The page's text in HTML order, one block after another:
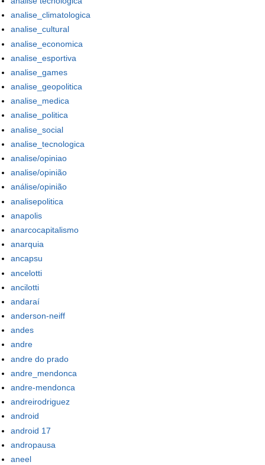
analise_climatologica
analise_cultural
analise_economica
analise_esportiva
analise_games
analise_geopolitica
analise_medica
analise_politica
analise_social
analise_tecnologica
analise/opiniao
analise/opinião
análise/opinião
analisepolitica
anapolis
anarcocapitalismo
anarquia
ancapsu
ancelotti
ancilotti
andaraí
anderson-neiff
andes
andre
andre do prado
andre_mendonca
andre-mendonca
andreirodriguez
android
android 17
andropausa
aneel